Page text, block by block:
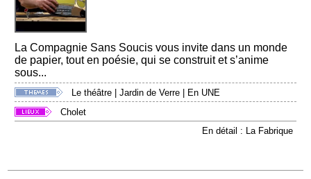
La Compagnie Sans Soucis vous invite dans un monde
de papier, tout en poésie, qui se construit et s’anime
sous...
Le théâtre |Jardin de Verre
En UNE
Cholet
En détail : La Fabrique